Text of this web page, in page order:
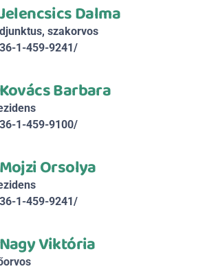
Dalma
szakorvos
1-459-9241/
Barbara
1-459-9100/
Orsolya
1-459-9241/
Viktória